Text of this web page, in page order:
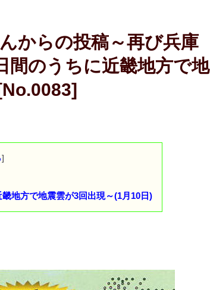
からの投稿～再び兵庫
間のうちに近畿地方で地
]
地方で地震雲が3回出現～(1月10日)